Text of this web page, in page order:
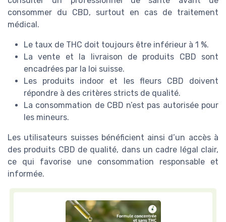
consommer du CBD, surtout en cas de traitement
médical.
Le taux de THC doit toujours être inférieur à 1 %.
La vente et la livraison de produits CBD sont
encadrées par la loi suisse.
Les produits indoor et les fleurs CBD doivent
répondre à des critères stricts de qualité.
La consommation de CBD n’est pas autorisée pour
les mineurs.
Les utilisateurs suisses bénéficient ainsi d’un accès à
des produits CBD de qualité, dans un cadre légal clair,
ce qui favorise une consommation responsable et
informée.